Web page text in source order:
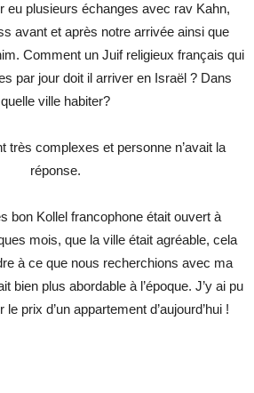
eu plusieurs échanges avec rav Kahn,
avant et après notre arrivée ainsi que
Comment un Juif religieux français qui
par jour doit il arriver en Israël ? Dans
quelle ville habiter?
très complexes et personne n’avait la
réponse.
bon Kollel francophone était ouvert à
mois, que la ville était agréable, cela
à ce que nous recherchions avec ma
bien plus abordable à l’époque. J’y ai pu
prix d’un appartement d’aujourd’hui !